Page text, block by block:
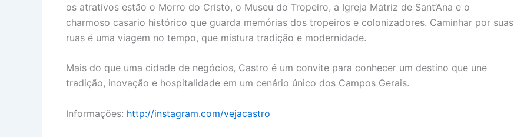
os atrativos estão o Morro do Cristo, o Museu do Tropeiro, a Igreja Matriz de Sant’Ana e o
charmoso casario histórico que guarda memórias dos tropeiros e colonizadores. Caminhar por suas
ruas é uma viagem no tempo, que mistura tradição e modernidade.
Mais do que uma cidade de negócios, Castro é um convite para conhecer um destino que une
tradição, inovação e hospitalidade em um cenário único dos Campos Gerais.
Informações: http://instagram.com/vejacastro